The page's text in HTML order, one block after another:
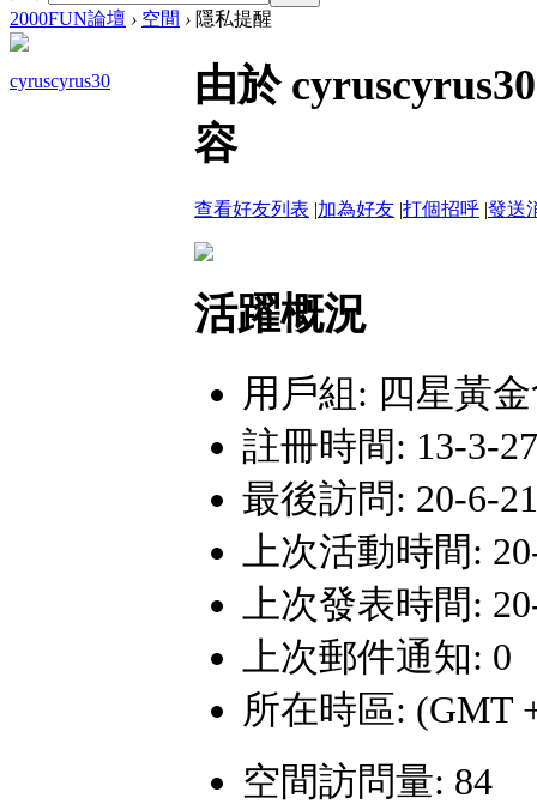
2000FUN論壇 › 空間 › 隱私提醒
cyruscyrus30
由於
容
查看好友列表 |加為好友 |打個招呼 |發送
活躍概況
用戶組: 四星黃
註冊時間: 13-3-
最後訪問: 20-6-
上次活動時間:
上次發表時間:
上次郵件通知: 0
所在時區: (GMT
空間訪問量: 84